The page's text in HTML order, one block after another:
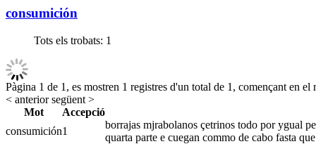
consumición
Tots els trobats: 1
Pàgina 1 de 1, es mostren 1 registres d'un total de 1, començant en el
< anteriorsegüent >
Mot
Accepció
consumición1
borrajas mjrabolanos çetrinos todo por ygual
quarta parte e cuegan commo de cabo fasta